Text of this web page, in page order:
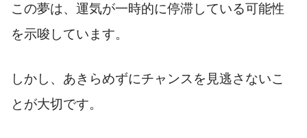
この夢は、運気が一時的に停滞している可能性
を示唆しています。
しかし、あきらめずにチャンスを見逃さないこ
とが大切です。